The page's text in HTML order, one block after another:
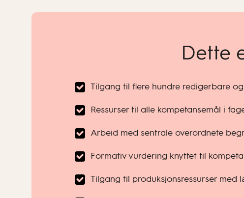
Dette
Tilgang til flere hundre redigerbare
Ressurser til alle kompetansemål i
Arbeid med sentrale overordnete
Formativ vurdering knyttet til
Tilgang til produksjonsressurser med